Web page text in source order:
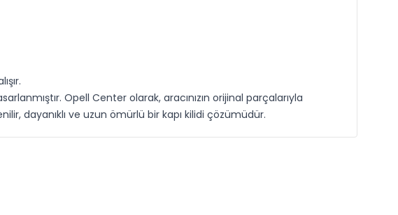
Opell Center olarak, aracınızın orijinal parçalarıyla
dayanıklı ve uzun ömürlü bir kapı kilidi çözümüdür.